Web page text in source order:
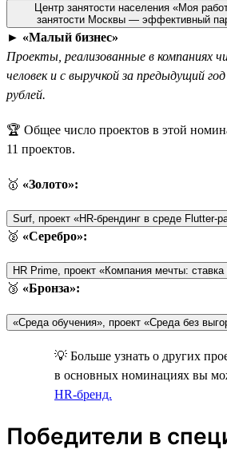
Центр занятости населения «Моя
занятости Москвы — эффективный
► «Малый бизнес»
Проекты, реализованные в компаниях
человек и с выручкой за предыдущий
рублей.
🏆 Общее число проектов в этой
11 проектов.
🥇 «Золото»:
Surf, проект «HR-брендинг в среде Flutter-
🥈 «Серебро»:
HR Prime, проект «Компания мечты:
🥉 «Бронза»:
«Среда обучения», проект «Среда без
💡 Больше узнать о других
в основных номинациях вы
HR-бренд.
Победители в